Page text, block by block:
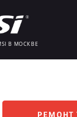
В МОСКВЕ
РЕМОНТ